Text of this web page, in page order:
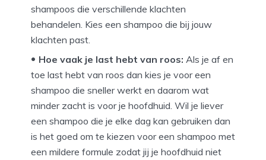
shampoos die verschillende klachten
behandelen. Kies een shampoo die bij jouw
klachten past.
Hoe vaak je last hebt van roos: Als je af en
toe last hebt van roos dan kies je voor een
shampoo die sneller werkt en daarom wat
minder zacht is voor je hoofdhuid. Wil je liever
een shampoo die je elke dag kan gebruiken dan
is het goed om te kiezen voor een shampoo met
een mildere formule zodat jij je hoofdhuid niet